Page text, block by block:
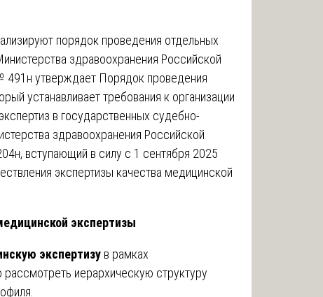
порядок проведения отдельных
здравоохранения Российской
утверждает Порядок проведения
устанавливает требования к организации
в государственных судебно-
здравоохранения Российской
вступающий в силу с 1 сентября 2025
экспертизы качества медицинской
экспертизы
экспертизу в рамках
иерархическую структуру